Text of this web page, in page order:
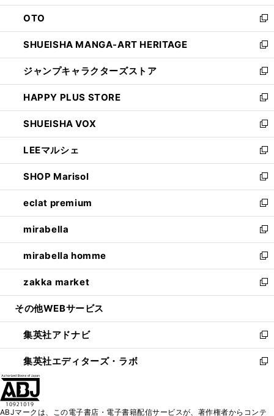
ウ
で
開
く
ン
ド
ウ
で
開
く
OTO
新
し
い
ウ
ィ
ン
ド
ウ
で
開
く
SHUEISHA MANGA-ART HERITAGE
新
し
い
ウ
ィ
ン
ド
ウ
で
開
く
ジャンプキャラクターズストア
新
し
い
ウ
ィ
ン
ド
ウ
で
開
く
HAPPY PLUS STORE
新
し
い
ウ
ィ
ン
ド
ウ
で
開
く
SHUEISHA VOX
新
し
い
ウ
ィ
ン
ド
ウ
で
開
く
LEEマルシェ
新
し
い
ウ
ィ
ン
ド
ウ
で
開
く
SHOP Marisol
新
し
い
ウ
ィ
ン
ド
ウ
で
開
eclat premium
新
し
い
ウ
ィ
ン
ド
ウ
開
く
mirabella
新
し
い
ウ
ィ
ン
ウ
で
開
く
mirabella homme
新
し
い
ウ
ン
ド
ウ
で
zakka market
新
し
ウ
ィ
ン
ド
く
その他WEBサービス
集英社アドナビ
新
し
い
集英社エディターズ・ラボ
新
ABJマークは、この電子書店・電子書籍配信サービスが、著作権者からコンテ